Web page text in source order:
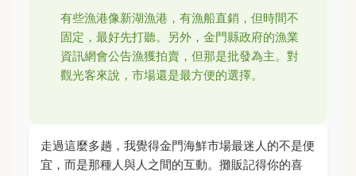
有些漁港像新湖漁港，有漁船直銷，但時間不
固定，最好先打聽。另外，金門縣政府的漁業
資訊網會公告漁獲拍賣，但那是批發為主。對
觀光客來說，市場還是最方便的選擇。
走過這麼多趟，我覺得金門海鮮市場最迷人的不是便
宜，而是那種人與人之間的互動。攤販記得你的喜